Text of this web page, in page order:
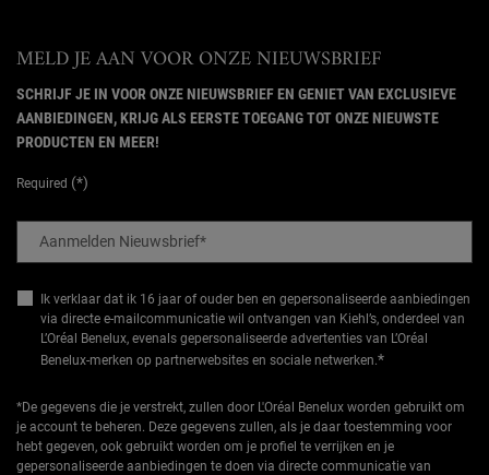
MELD JE AAN VOOR ONZE NIEUWSBRIEF
SCHRIJF JE IN VOOR ONZE NIEUWSBRIEF EN GENIET VAN EXCLUSIEVE
AANBIEDINGEN, KRIJG ALS EERSTE TOEGANG TOT ONZE NIEUWSTE
PRODUCTEN EN MEER!
Required (*)
Aanmelden Nieuwsbrief*
Ik verklaar dat ik 16 jaar of ouder ben en gepersonaliseerde aanbiedingen
via directe e-mailcommunicatie wil ontvangen van Kiehl’s, onderdeel van
L’Oréal Benelux, evenals gepersonaliseerde advertenties van L’Oréal
Benelux-merken op partnerwebsites en sociale netwerken.*
*De gegevens die je verstrekt, zullen door L'Oréal Benelux worden gebruikt om
je account te beheren. Deze gegevens zullen, als je daar toestemming voor
hebt gegeven, ook gebruikt worden om je profiel te verrijken en je
gepersonaliseerde aanbiedingen te doen via directe communicatie van